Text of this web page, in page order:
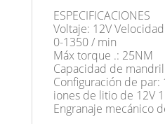
ESPECIFICACIONES
Voltaje: 12V
0-1350 / min
Máx torque .: 25NM
Capacidad de
Configuración de par:
iones de litio de 12V
Engranaje mecánico